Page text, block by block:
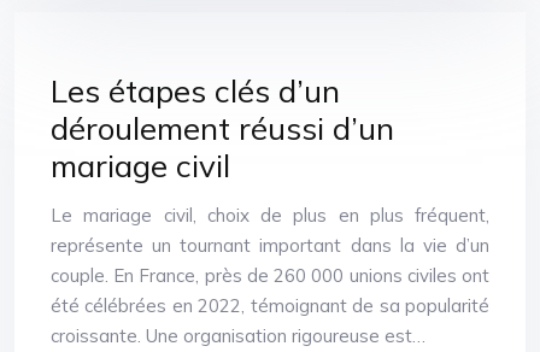
Les étapes clés d’un
déroulement réussi d’un
mariage civil
Le mariage civil, choix de plus en plus fréquent,
représente un tournant important dans la vie d’un
couple. En France, près de 260 000 unions civiles ont
été célébrées en 2022, témoignant de sa popularité
croissante. Une organisation rigoureuse est…